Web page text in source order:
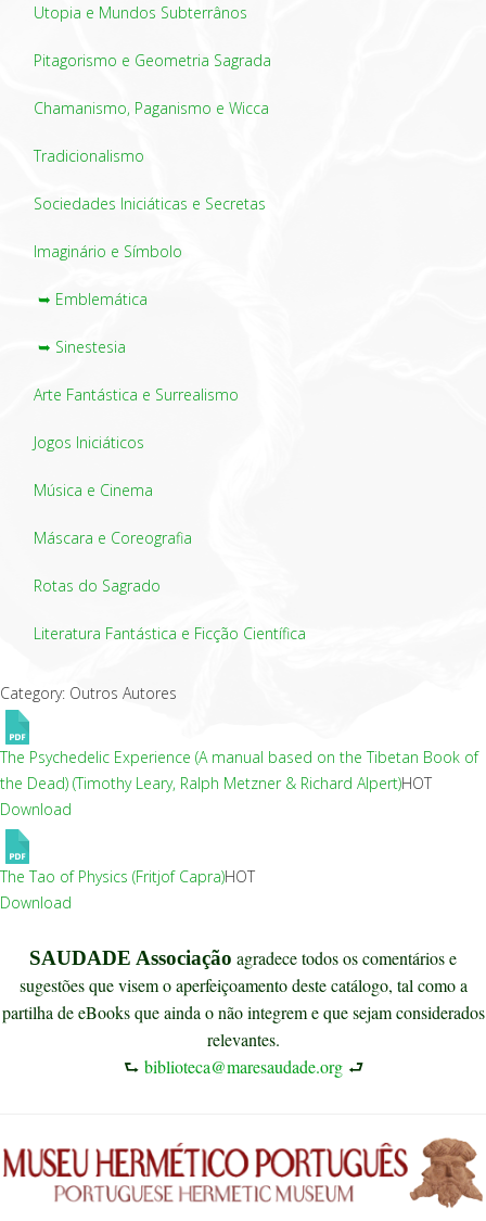
Utopia e Mundos Subterrânos
Pitagorismo e Geometria Sagrada
Chamanismo, Paganismo e Wicca
Tradicionalismo
Sociedades Iniciáticas e Secretas
Imaginário e Símbolo
➥ Emblemática
➥ Sinestesia
Arte Fantástica e Surrealismo
Jogos Iniciáticos
Música e Cinema
Máscara e Coreografia
Rotas do Sagrado
Literatura Fantástica e Ficção Científica
Category: Outros Autores
The Psychedelic Experience (A manual based on the Tibetan Book of
the Dead) (Timothy Leary, Ralph Metzner & Richard Alpert)HOT
Download
The Tao of Physics (Fritjof Capra)HOT
Download
SAUDADE Associação agradece todos os comentários e
sugestões que visem o aperfeiçoamento deste catálogo, tal como a
partilha de eBooks que ainda o não integrem e que sejam considerados
relevantes.
⮑ biblioteca@maresaudade.org⮐